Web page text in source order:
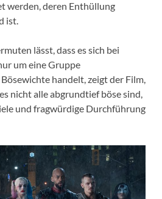
werden, deren Enthüllung
ist.
lässt, dass es sich bei
um eine Gruppe
handelt, zeigt der Film,
nicht alle abgrundtief böse sind,
und fragwürdige Durchführung